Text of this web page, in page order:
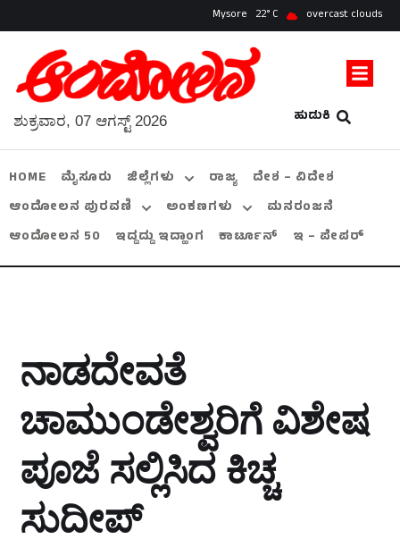
Mysore 22 overcast clouds
ಹುಡುಕಿ
ಶುಕ್ರವಾರ, 07 ಆಗಸ್ಟ್ 2026
HOME ಮೈಸೂರು ಜಿಲ್ಲೆಗಳು ರಾಜ್ಯ
ದೇಶ – ವಿದೇಶ
ಆಂದೋಲನ ಪುರವಣಿ
ಅಂಕಣಗಳು
ಮನರಂಜನೆ
ಆಂದೋಲನ 50
ಇದ್ದದ್ದು ಇದ್ಹಾಂಗ ಕಾರ್ಟೂನ್ ಇ – ಪೇಪರ್
ನಾಡದೇವತೆ
ಚಾಮುಂಡೇಶ್ವರಿಗೆ ವಿಶೇಷ
ಪೂಜೆ ಸಲ್ಲಿಸಿದ ಕಿಚ್ಚ
ಸುದೀಪ್‌